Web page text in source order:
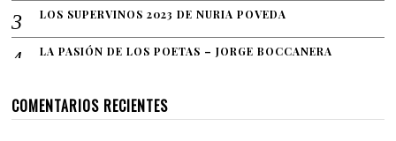
LOS SUPERVINOS 2023 DE NURIA POVEDA
LA PASIÓN DE LOS POETAS – JORGE BOCCANERA
COMENTARIOS RECIENTES